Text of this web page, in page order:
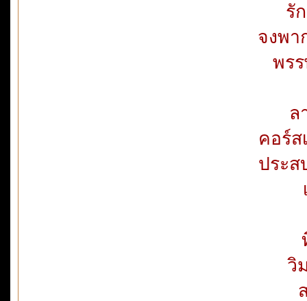
รั
จงพา
พร
ล
คอร์ส
ประ
วิ